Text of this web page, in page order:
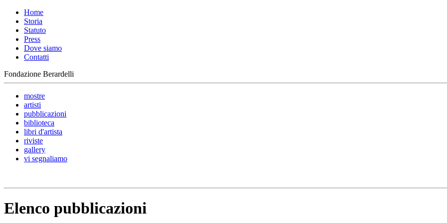
Home
Storia
Statuto
Press
Dove siamo
Contatti
Fondazione Berardelli
mostre
artisti
pubblicazioni
biblioteca
libri d'artista
riviste
gallery
vi segnaliamo
Elenco pubblicazioni